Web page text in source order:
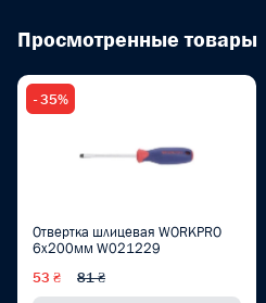
Просмотренные товары
- 35%
Отвертка шлицевая WORKPRO
6x200мм W021229
53 ₴ 81 ₴